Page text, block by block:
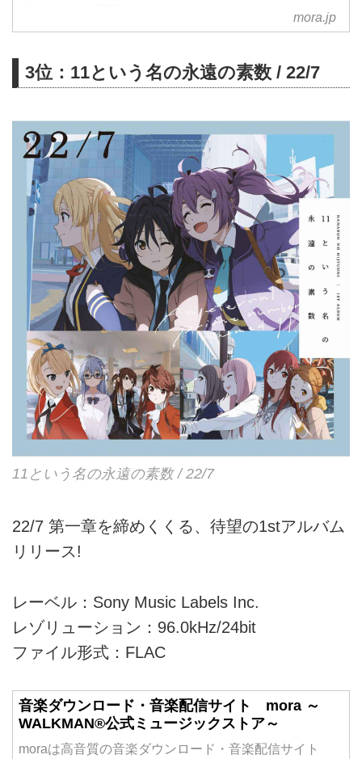
mora.jp
3位：11という名の永遠の素数 / 22/7
11という名の永遠の素数 / 22/7
22/7 第一章を締めくくる、待望の1stアルバム
リリース!
レーベル：Sony Music Labels Inc.
レゾリューション：96.0kHz/24bit
ファイル形式：FLAC
音楽ダウンロード・音楽配信サイト mora ～
WALKMAN®公式ミュージックストア～
moraは高音質の音楽ダウンロード・音楽配信サイト